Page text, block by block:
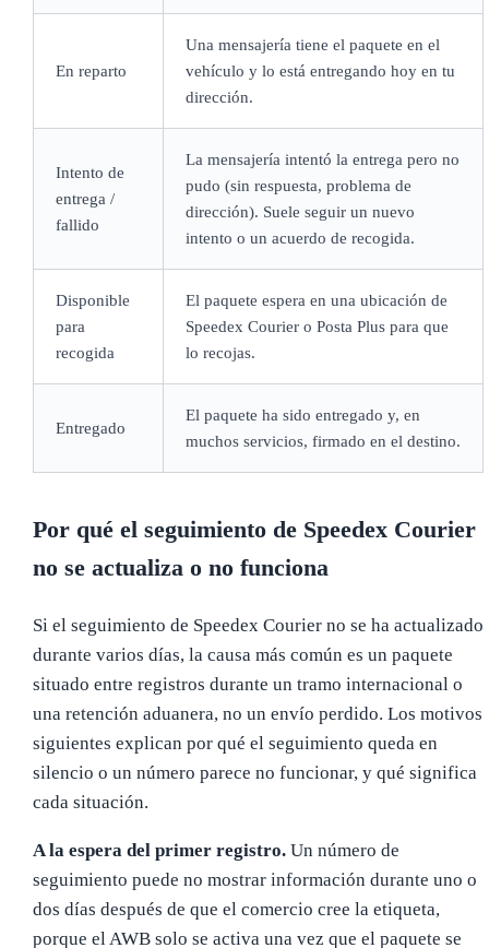
En reparto
Una mensajería tiene el paquete en el
vehículo y lo está entregando hoy en tu
dirección.
Intento de
entrega /
fallido
La mensajería intentó la entrega pero no
pudo (sin respuesta, problema de
dirección). Suele seguir un nuevo
intento o un acuerdo de recogida.
Disponible
para
recogida
El paquete espera en una ubicación de
Speedex Courier o Posta Plus para que
lo recojas.
Entregado
El paquete ha sido entregado y, en
muchos servicios, firmado en el destino.
Por qué el seguimiento de Speedex Courier
no se actualiza o no funciona
Si el seguimiento de Speedex Courier no se ha actualizado
durante varios días, la causa más común es un paquete
situado entre registros durante un tramo internacional o
una retención aduanera, no un envío perdido. Los motivos
siguientes explican por qué el seguimiento queda en
silencio o un número parece no funcionar, y qué significa
cada situación.
A la espera del primer registro.Un número de
seguimiento puede no mostrar información durante uno o
dos días después de que el comercio cree la etiqueta,
porque el AWB solo se activa una vez que el paquete se